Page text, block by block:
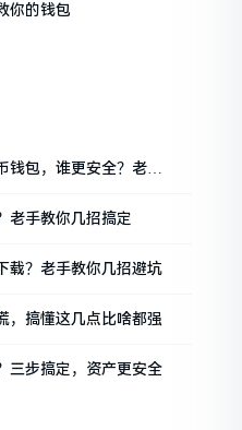
你的钱包
钱包，谁更安全？老玩
老手教你几招搞定
载？老手教你几招避坑
，搞懂这几点比啥都强
三步搞定，资产更安全